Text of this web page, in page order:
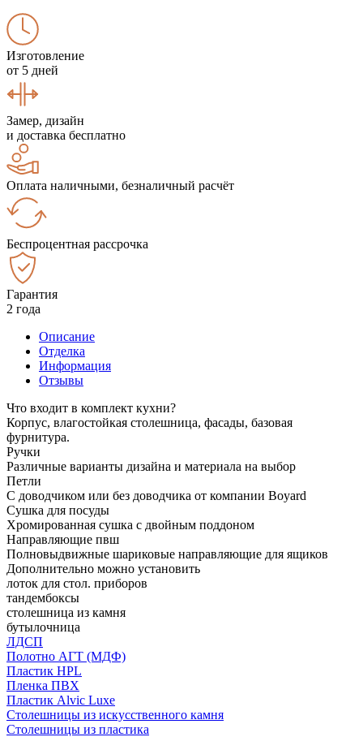
Изготовление
от 5 дней
Замер, дизайн
и доставка бесплатно
Оплата наличными, безналичный расчёт
Беспроцентная рассрочка
Гарантия
2 года
Описание
Отделка
Информация
Отзывы
Что входит в комплект кухни?
Корпус, влагостойкая столешница, фасады, базовая
фурнитура.
Ручки
Различные варианты дизайна и материала на выбор
Петли
С доводчиком или без доводчика от компании Boyard
Сушка для посуды
Хромированная сушка с двойным поддоном
Направляющие пвш
Полновыдвижные шариковые направляющие для ящиков
Дополнительно можно установить
лоток для стол. приборов
тандембоксы
столешница из камня
бутылочница
ЛДСП
Полотно АГТ (МДФ)
Пластик HPL
Пленка ПВХ
Пластик Alvic Luxe
Столешницы из искусственного камня
Столешницы из пластика